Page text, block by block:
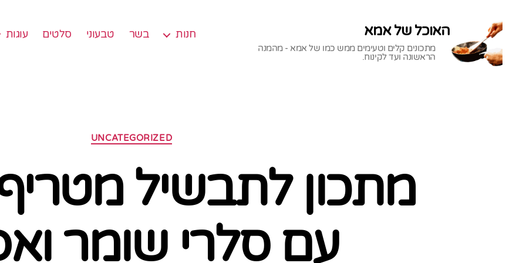
האוכל של אמא
מתכונים קלים וטעימים ממש כמו של אמא - מהמנה
הראשונה ועד לקינוח.
חנות בשר טבעוני סלטים עוגות
קטגוריות
UNCATEGORIZED
מתכון לתבשיל
עם סלרי שומר